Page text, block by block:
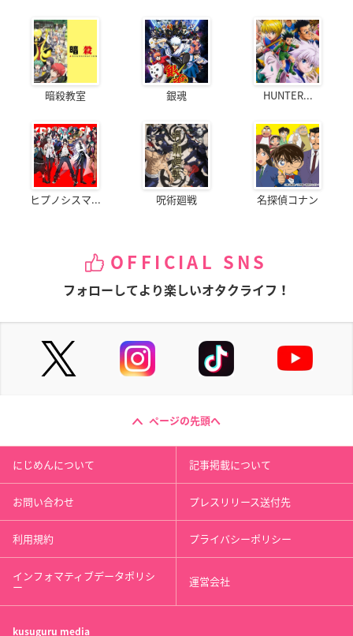
暗殺教室 銀魂 HUNTER...
ヒプノシスマ... 呪術廻戦 名探偵コナン
OFFICIAL SNS
フォローしてより楽しいオタクライフ！
ページの先頭へ
にじめんについて 記事掲載について
お問い合わせ プレスリリース送付先
利用規約 プライバシーポリシー
インフォマティブデータポリシ
ー 運営会社
kusuguru media